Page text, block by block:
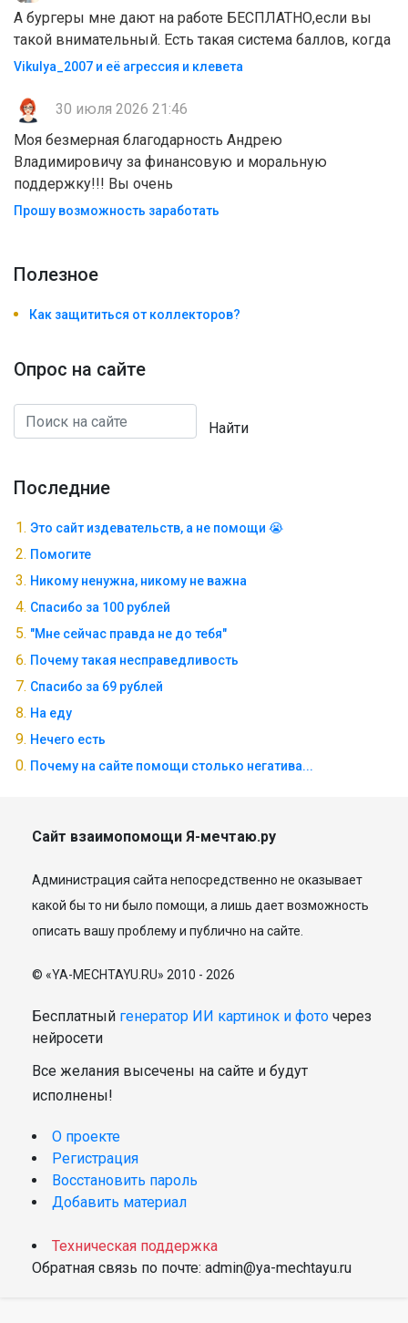
А бургеры мне дают на работе БЕСПЛАТНО,если вы
такой внимательный. Есть такая система баллов, когда
Vikulya_2007 и её агрессия и клевета
30 июля 2026 21:46
Моя безмерная благодарность Андрею
Владимировичу за финансовую и моральную
поддержку!!! Вы очень
Прошу возможность заработать
Полезноe
Как защититься от коллекторов?
Опрос на сайте
Найти
Последние
Это сайт издевательств, а не помощи 😭
Помогите
Никому ненужна, никому не важна
Спасибо за 100 рублей
"Мне сейчас правда не до тебя"
Почему такая несправедливость
Спасибо за 69 рублей
На еду
Нечего есть
Почему на сайте помощи столько негатива...
Сайт взаимопомощи Я-мечтаю.ру
Администрация сайта непосредственно не оказывает
какой бы то ни было помощи, а лишь дает возможность
описать вашу проблему и публично на сайте.
© «YA-MECHTAYU.RU» 2010 - 2026
Бесплатный генератор ИИ картинок и фото через
нейросети
Все желания высечены на сайте и будут
исполнены!
О проекте
Регистрация
Восстановить пароль
Добавить материал
Техническая поддержка
Обратная связь по почте: admin@ya-mechtayu.ru